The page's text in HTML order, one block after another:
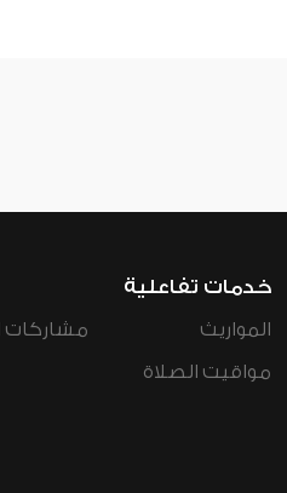
خدمات تفاعلية
المواريث
مواقيت الصلاة
مشاركات